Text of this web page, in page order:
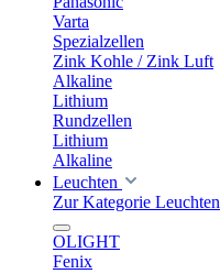
Varta
Spezialzellen
Zink Kohle / Zink Luft
Alkaline
Lithium
Rundzellen
Lithium
Alkaline
Leuchten
Zur Kategorie Leuchten
OLIGHT
Fenix